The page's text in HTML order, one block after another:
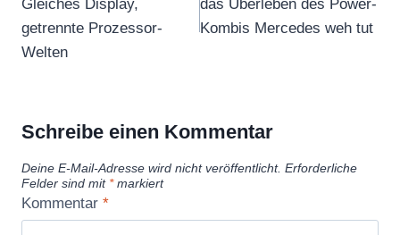
Gleiches Display,
getrennte Prozessor-
Welten
das Überleben des Power-
Kombis Mercedes weh tut
Schreibe einen Kommentar
Deine E-Mail-Adresse wird nicht veröffentlicht. Erforderliche
Felder sind mit *markiert
Kommentar *